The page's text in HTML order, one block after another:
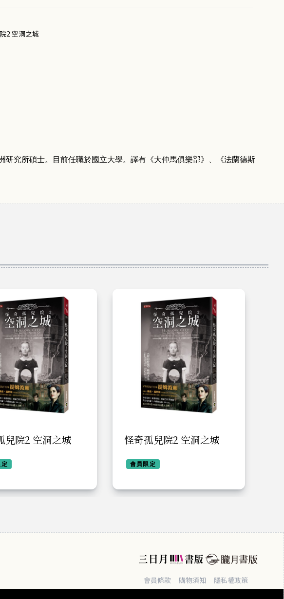
2 空洞之城
研究所碩士。目前任職於國立大學。譯有《大仲馬俱樂部》、《法蘭德斯
兒院2 空洞之城 怪奇孤兒院2 空洞之城
會員限定
會員條款 購物須知 隱私權政策